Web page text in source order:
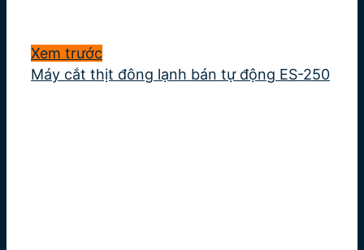
Xem trước
Máy cắt thịt đông lạnh bán tự động ES-250